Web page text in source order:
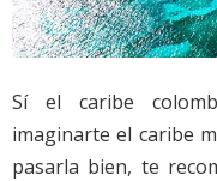
Sí el caribe
imaginarte el caribe
pasarla bien, te